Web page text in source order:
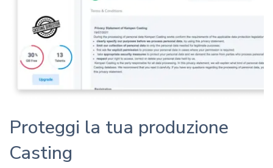
Proteggi la tua produzione
Casting